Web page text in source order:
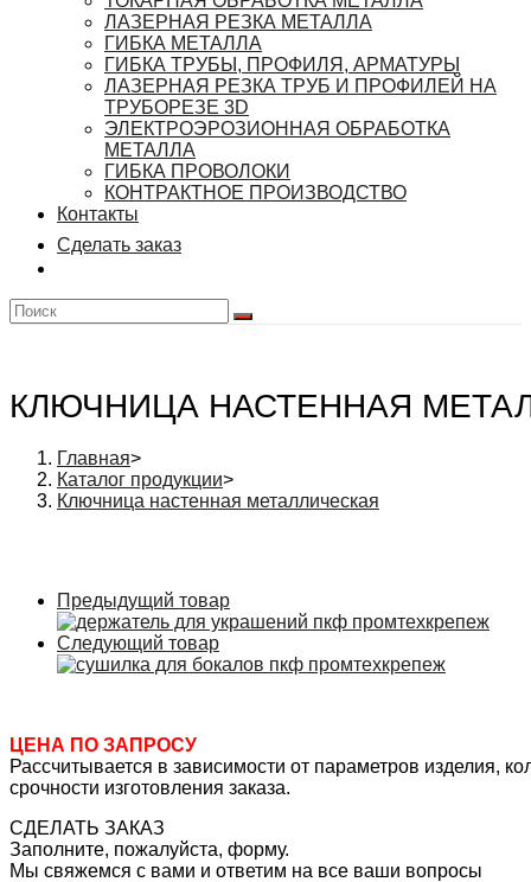
ЛАЗЕРНАЯ РЕЗКА МЕТАЛЛА
ГИБКА МЕТАЛЛА
ГИБКА ТРУБЫ, ПРОФИЛЯ, АРМАТУРЫ
ЛАЗЕРНАЯ РЕЗКА ТРУБ И ПРОФИЛЕЙ НА
ТРУБОРЕЗЕ 3D
ЭЛЕКТРОЭРОЗИОННАЯ ОБРАБОТКА
МЕТАЛЛА
ГИБКА ПРОВОЛОКИ
КОНТРАКТНОЕ ПРОИЗВОДСТВО
Контакты
Сделать заказ
КЛЮЧНИЦА НАСТЕННАЯ
Главная>
Каталог продукции>
Ключница настенная металлическая
Предыдущий товар
Следующий товар
ЦЕНА ПО ЗАПРОСУ
Рассчитывается в зависимости от параметров изделия,
срочности изготовления заказа.
СДЕЛАТЬ ЗАКАЗ
Заполните, пожалуйста, форму.
Мы свяжемся с вами и ответим на все ваши вопросы